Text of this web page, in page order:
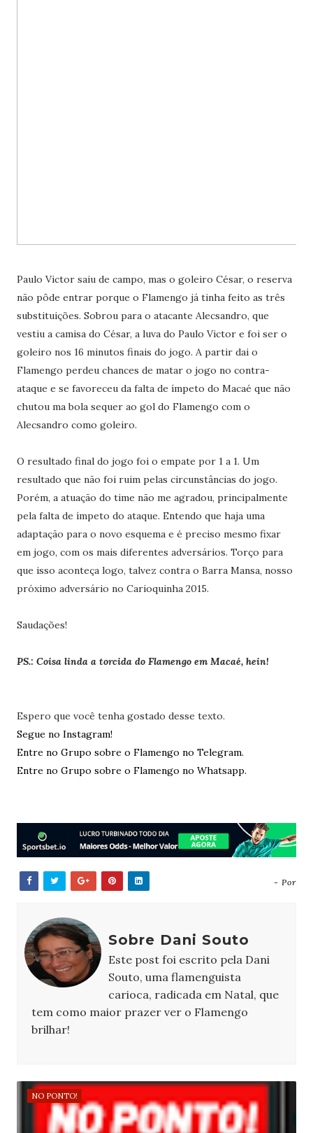
Paulo Victor saiu de campo, mas o goleiro César, o reserva
não pôde entrar porque o Flamengo já tinha feito as três
substituições. Sobrou para o atacante Alecsandro, que
vestiu a camisa do César, a luva do Paulo Victor e foi ser o
goleiro nos 16 minutos finais do jogo. A partir dai o
Flamengo perdeu chances de matar o jogo no contra-
ataque e se favoreceu da falta de ímpeto do Macaé que não
chutou ma bola sequer ao gol do Flamengo com o
Alecsandro como goleiro.
O resultado final do jogo foi o empate por 1 a 1. Um
resultado que não foi ruim pelas circunstâncias do jogo.
Porém, a atuação do time não me agradou, principalmente
pela falta de ímpeto do ataque. Entendo que haja uma
adaptação para o novo esquema e é preciso mesmo fixar
em jogo, com os mais diferentes adversários. Torço para
que isso aconteça logo, talvez contra o Barra Mansa, nosso
próximo adversário no Carioquinha 2015.
Saudações!
PS.: Coisa linda a torcida do Flamengo em Macaé, hein!
Espero que você tenha gostado desse texto.
Segue no Instagram!
Entre no Grupo sobre o Flamengo no Telegram.
Entre no Grupo sobre o Flamengo no Whatsapp.
- Por
Sobre Dani Souto
Este post foi escrito pela Dani
Souto, uma flamenguista
carioca, radicada em Natal, que
tem como maior prazer ver o Flamengo
brilhar!
NO PONTO!